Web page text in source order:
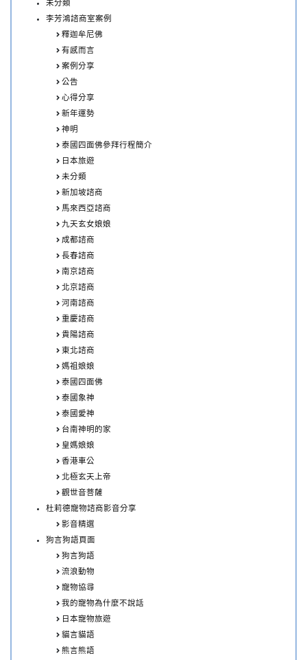
未分類
李芳鴻諮商室案例
釋迦牟尼佛
有感而言
案例分享
公告
心得分享
新年運勢
神明
泰國四面佛參拜行程簡介
日本旅遊
未分類
新加坡諮商
馬來西亞諮商
九天玄女娘娘
成都諮商
長春諮商
南京諮商
北京諮商
河南諮商
重慶諮商
貴陽諮商
東北諮商
媽祖娘娘
泰國四面佛
泰國象神
泰國愛神
台南神明的家
皇媽娘娘
香港車公
北極玄天上帝
觀世音菩薩
杜莉德寵物諮商影音分享
影音精選
狗言狗語頁面
狗言狗語
流浪動物
寵物協尋
我的寵物為什麼不說話
日本寵物旅遊
貓言貓語
熊言熊語